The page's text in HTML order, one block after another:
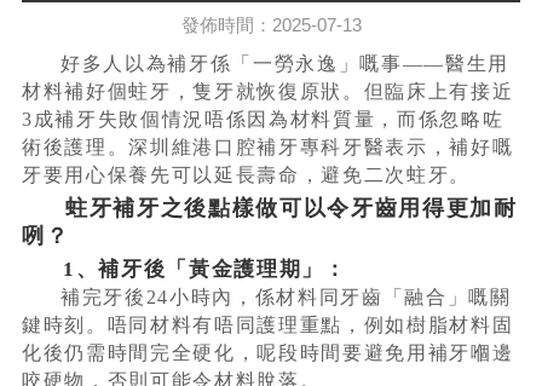
發佈時間：2025-07-13
好多人以為補牙係「一勞永逸」嘅事——醫生用
材料補好個蛀牙，隻牙就恢復原狀。但臨床上有接近
3成補牙失敗個情況唔係因為材料質量，而係忽略咗
術後護理。深圳維港口腔補牙專科牙醫表示，補好嘅
牙要用心保養先可以延長壽命，避免二次蛀牙。
蛀牙補牙之後點樣做可以令牙齒用得更加耐
咧？
1、補牙後「黃金護理期」：
補完牙後24小時內，係材料同牙齒「融合」嘅關
鍵時刻。唔同材料有唔同護理重點，例如樹脂材料固
化後仍需時間完全硬化，呢段時間要避免用補牙嗰邊
咬硬物，否則可能令材料脫落。